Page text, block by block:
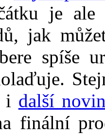
je ale
jak
spíše
i další
finální